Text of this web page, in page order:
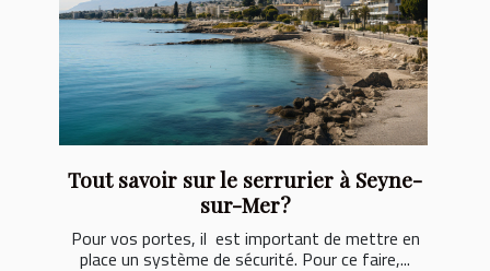
Tout savoir sur le serrurier à Seyne-
sur-Mer?
Pour vos portes, il est important de mettre en
place un système de sécurité. Pour ce faire,...